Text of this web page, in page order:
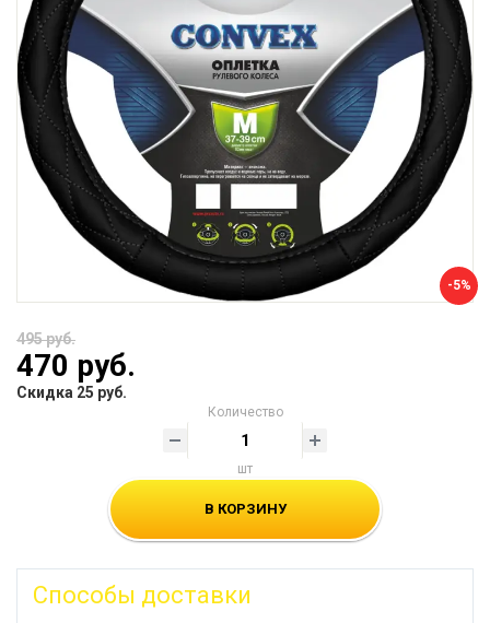
-5%
495 руб.
470 руб.
Скидка 25 руб.
Количество
шт
В КОРЗИНУ
Способы доставки